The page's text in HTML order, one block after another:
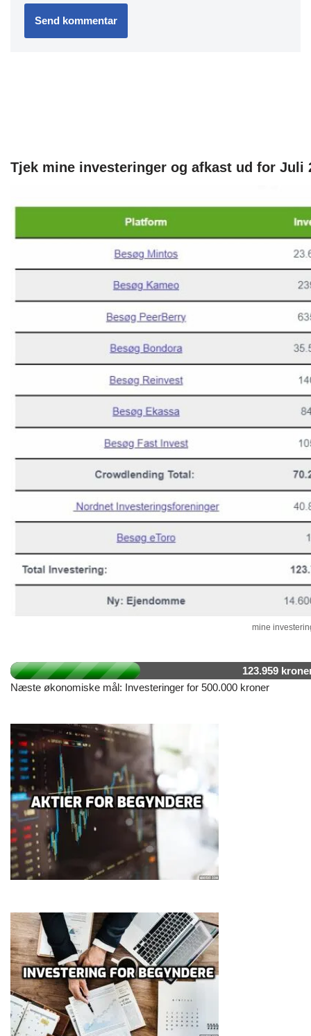
Tjek mine investeringer og afkast ud for Juli
mine
123.959
Næste økonomiske mål: Investeringer for 500.000 kroner